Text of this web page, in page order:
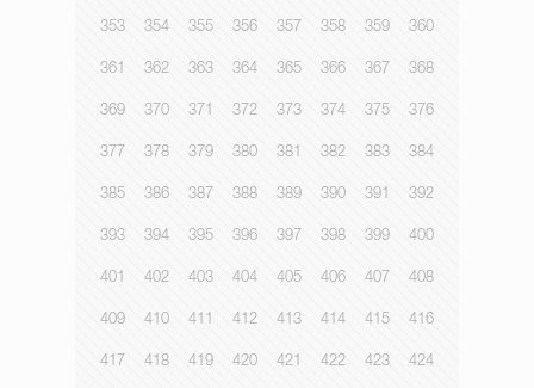
353 354 355 356 357 358 359 360
361 362 363 364 365 366 367 368
369 370 371 372 373 374 375 376
377 378 379 380 381 382 383 384
385 386 387 388 389 390 391 392
393 394 395 396 397 398 399 400
401 402 403 404 405 406 407 408
409 410 411 412 413 414 415 416
417 418 419 420 421 422 423 424